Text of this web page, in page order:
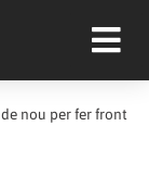
nou per fer front